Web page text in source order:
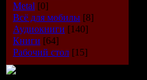
Metal [0]
Всё для мобилы [8]
Аудиокниги [140]
Книги [64]
Рабочий стол [15]